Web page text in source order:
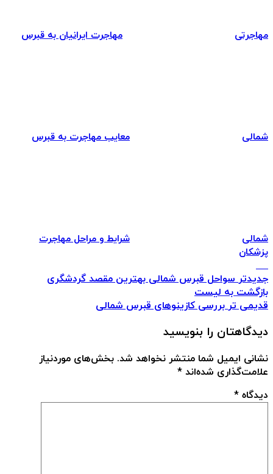
مهاجرتی مهاجرت ایرانیان به قبرس
شمالی معایب مهاجرت به قبرس
شمالی
شرایط و مراحل مهاجرت
پزشکان
جدیدتر سواحل قبرس شمالی بهترین مقصد گردشگری
بازگشت به لیست
قدیمی تر بررسی کازینوهای قبرس شمالی
دیدگاهتان را بنویسید
نشانی ایمیل شما منتشر نخواهد شد. بخش‌های موردنیاز
علامت‌گذاری شده‌اند *
دیدگاه *